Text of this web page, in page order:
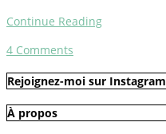
Continue Reading
4 Comments
Rejoignez-moi sur Instagram
À propos